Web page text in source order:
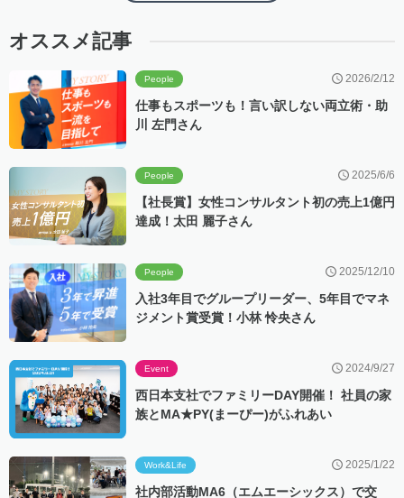
オススメ記事
People 2026/2/12
仕事もスポーツも！言い訳しない両立術・助
川 左門さん
People 2025/6/6
【社長賞】女性コンサルタント初の売上1億円
達成！太田 麗子さん
People 2025/12/10
入社3年目でグループリーダー、5年目でマネ
ジメント賞受賞！小林 怜央さん
Event 2024/9/27
西日本支社でファミリーDAY開催！ 社員の家
族とMA★PY(まーぴー)がふれあい
Work&Life 2025/1/22
社内部活動MA6（エムエーシックス）で交